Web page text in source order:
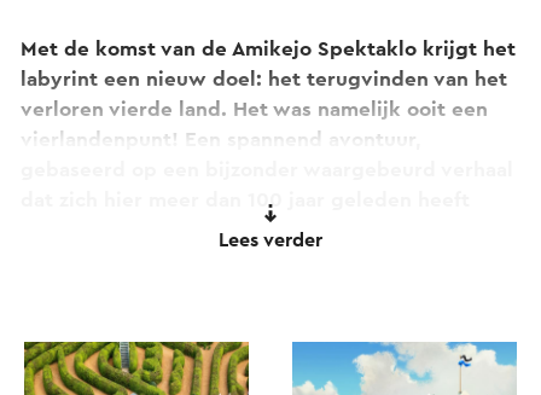
Met de komst van de Amikejo Spektaklo krijgt het
labyrint een nieuw doel: het terugvinden van het
verloren vierde land. Het was namelijk ooit een
vierlandenpunt! Een spannend avontuur,
dat zich hier meer dan 100 jaar geleden heeft
tot het vierde land en kun je, door sporen te
volgen, raadsels op te lossen en vragen te
Lees verder